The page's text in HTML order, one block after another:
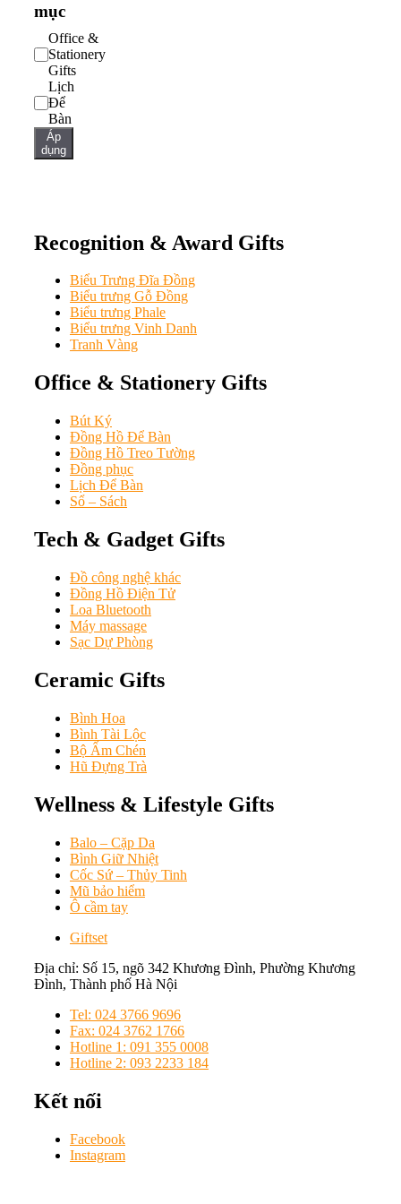
mục
Danh
mục
Office &
Stationery
Gifts
Lịch
Để
Bàn
Áp
dụng
Recognition & Award Gifts
Biểu Trưng Đĩa Đồng
Biểu trưng Gỗ Đồng
Biểu trưng Phale
Biểu trưng Vinh Danh
Tranh Vàng
Office & Stationery Gifts
Bút Ký
Đồng Hồ Để Bàn
Đồng Hồ Treo Tường
Đồng phục
Lịch Để Bàn
Sổ – Sách
Tech & Gadget Gifts
Đồ công nghệ khác
Đồng Hồ Điện Tử
Loa Bluetooth
Máy massage
Sạc Dự Phòng
Ceramic Gifts
Bình Hoa
Bình Tài Lộc
Bộ Ấm Chén
Hũ Đựng Trà
Wellness & Lifestyle Gifts
Balo – Cặp Da
Bình Giữ Nhiệt
Cốc Sứ – Thủy Tinh
Mũ bảo hiểm
Ô cầm tay
Giftset
Địa chỉ: Số 15, ngõ 342 Khương Đình, Phường Khương
Đình, Thành phố Hà Nội
Tel: 024 3766 9696
Fax: 024 3762 1766
Hotline 1: 091 355 0008
Hotline 2: 093 2233 184
Kết nối
Facebook
Instagram